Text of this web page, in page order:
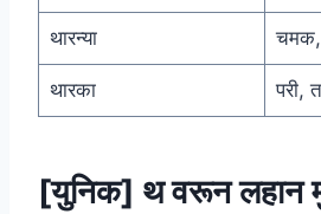
थारन्या चमक,
थारका परी,
[युनिक] थ वरून लहान